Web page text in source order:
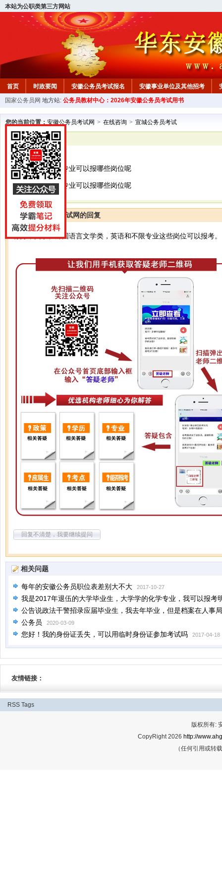
本站为公职类第三方网站
首页 时政要闻 安徽公务员考试报名 安徽事业单位及其他招考
安徽公务员行测试题 在线咨询 教材中心
国家公务员网 地方站: 公务员教材中心：2026年安徽公务员考试用书
您的当前位置： 安徽公务员考试网 > 在线咨询 > 宣城公务员考试
已解决
宣城公务员考试
您好，请问英语专业可以报哪些岗位呢
您好，请问英语专业可以报哪些岗位呢
安徽公务员考试网的回复
你好，文学、外国语言文学类，英语和不限专业这些岗位可以报考。
回复不清楚，我要继续提问
相关问题
每年的安徽公务员职位表差别大不大 2017-10-27
我是2017年退伍的大学毕业生，大学学的化学专业，我可以报考
公告说政法干警招录应届毕业生，我去年毕业，但是档案在人事
于应届毕业生，可以报考政法干警，不知道到底准不准，如果可
公务员 2020-03-09
您好！我的身份证丢失，可以用临时身份证参加考试吗 2017-04-18
友情链接：
RSS Tags
版权所有:
CopyRight 2026 http://
（任何引用或转